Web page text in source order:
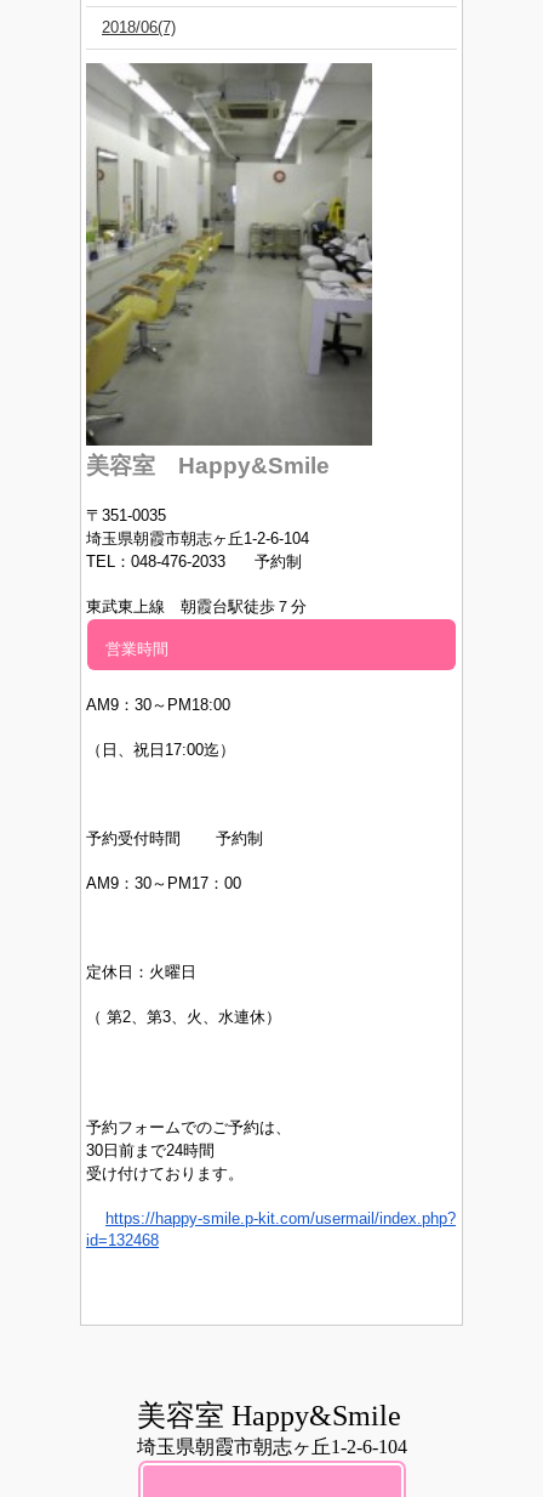
2018/06(7)
美容室 Happy&Smile
〒351-0035
埼玉県朝霞市朝志ヶ丘1-2-6-104
TEL：048-476-2033 予約制
東武東上線 朝霞台駅徒歩７分
営業時間
AM9：30～PM18:00
（日、祝日17:00迄）
予約受付時間 予約制
AM9：30～PM17：00
定休日： 火曜日
（ 第2、第3、火、水連休）
予約フォームでのご予約は、
30日前まで24時間
受け付けております。
https://happy-smile.p-kit.com/usermail/index.php?
id=132468
美容室 Happy&Smile
埼玉県朝霞市朝志ヶ丘1-2-6-104